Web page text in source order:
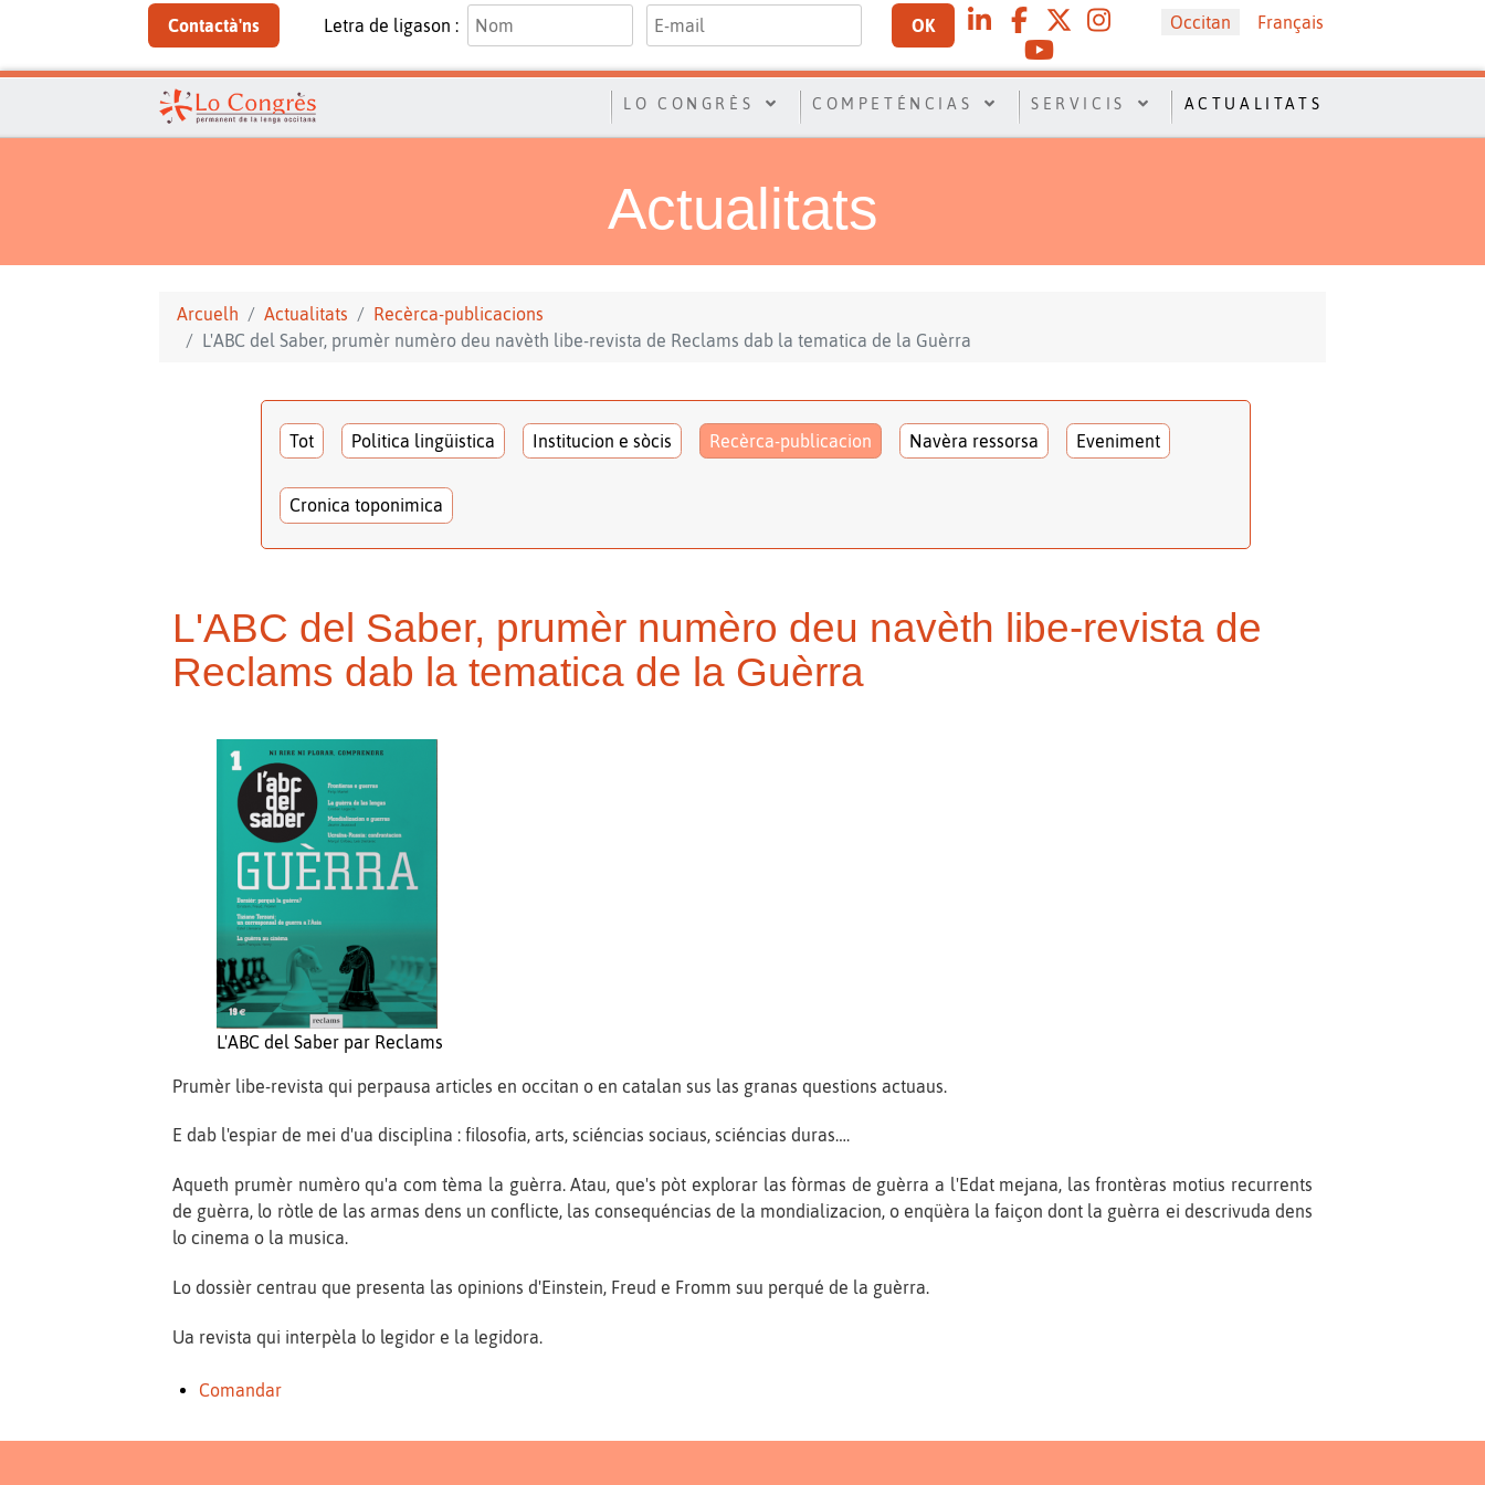
Contactà'ns Letra de ligason : OK Sélectionnez votre langue
Occitan Français
LO CONGRÈS COMPETÉNCIAS SERVICIS ACTUALITATS
Actualitats
Arcuelh Actualitats
Recèrca-publicacions
L'ABC del Saber, prumèr numèro deu navèth libe-revista de Reclams dab la tematica de la Guèrra
Tot Politica lingüistica Institucion e sòcis Recèrca-publicacion Navèra ressorsa Eveniment
Cronica toponimica
L'ABC del Saber, prumèr numèro deu navèth libe-revista de
Reclams dab la tematica de la Guèrra
L'ABC del Saber par Reclams
Prumèr libe-revista qui perpausa articles en occitan o en catalan sus las granas questions actuaus.
E dab l'espiar de mei d'ua disciplina : filosofia, arts, sciéncias sociaus, sciéncias duras….
Aqueth prumèr numèro qu'a com tèma la guèrra. Atau, que's pòt explorar las fòrmas de guèrra a l'Edat mejana, las frontèras motius recurrents
de guèrra, lo ròtle de las armas dens un conflicte, las consequéncias de la mondializacion, o enqüèra la faiçon dont la guèrra ei descrivuda dens
lo cinema o la musica.
Lo dossièr centrau que presenta las opinions d'Einstein, Freud e Fromm suu perqué de la guèrra.
Ua revista qui interpèla lo legidor e la legidora.
Comandar